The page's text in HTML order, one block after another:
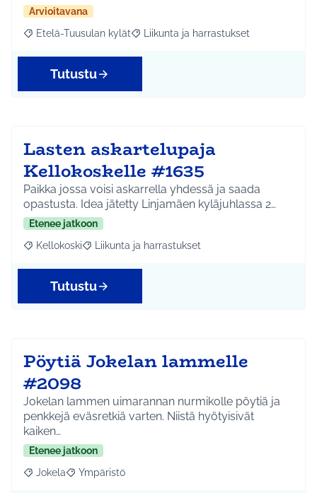
Arvioitavana
Rajaa tulokset aihepiirin mukaan: Etelä-Tuusulan kylät
Etelä-Tuusulan kylät Rajaa tulokset teeman mukaan:
Liikunta ja harrastukset
Tutustu
Lasten askartelupaja
Kellokoskelle #1635
Paikka jossa voisi askarrella yhdessä ja saada
opastusta. Idea jätetty Linjamäen kyläjuhlassa 2…
Etenee jatkoon
Rajaa tulokset aihepiirin mukaan: Kellokoski
Kellokoski Rajaa tulokset teeman mukaan: Liikunta ja
Liikunta ja harrastukset
Tutustu
Pöytiä Jokelan lammelle
#2098
Jokelan lammen uimarannan nurmikolle pöytiä ja
penkkejä eväsretkiä varten. Niistä hyötyisivät
kaiken…
Etenee jatkoon
Rajaa tulokset aihepiirin mukaan: Jokela
Jokela Rajaa tulokset teeman mukaan: Ympäristö
Ympäristö